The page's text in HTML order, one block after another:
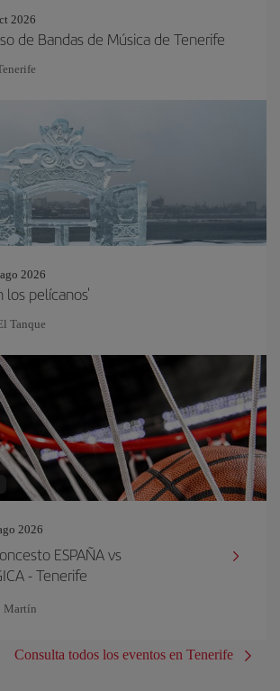
2026
de Bandas de Música de Tenerife
2026
los pelícanos'
Tanque
2026
ESPAÑA vs
- Tenerife
Martín
Consulta todos los eventos en Tenerife